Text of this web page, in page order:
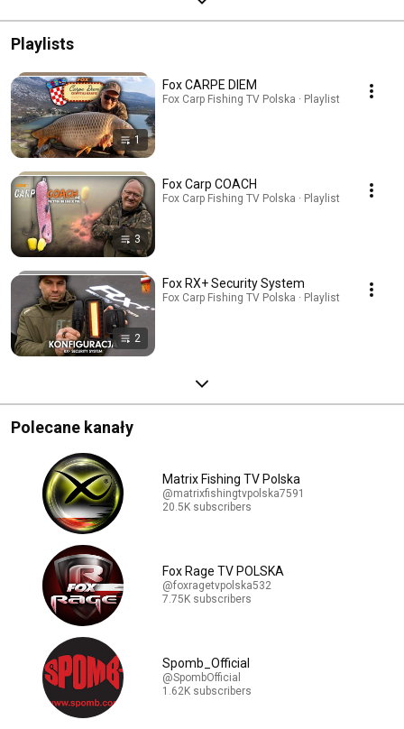
Playlists
1
Fox CARPE DIEM
Fox Carp Fishing TV Polska · Playlist
3
Fox Carp COACH
Fox Carp Fishing TV Polska · Playlist
2
Fox RX+ Security System
Fox Carp Fishing TV Polska · Playlist
Polecane kanały
Matrix Fishing TV Polska
@matrixfishingtvpolska7591
20.5K subscribers
Fox Rage TV POLSKA
@foxragetvpolska532
7.75K subscribers
Spomb_Official
@SpombOfficial
1.62K subscribers